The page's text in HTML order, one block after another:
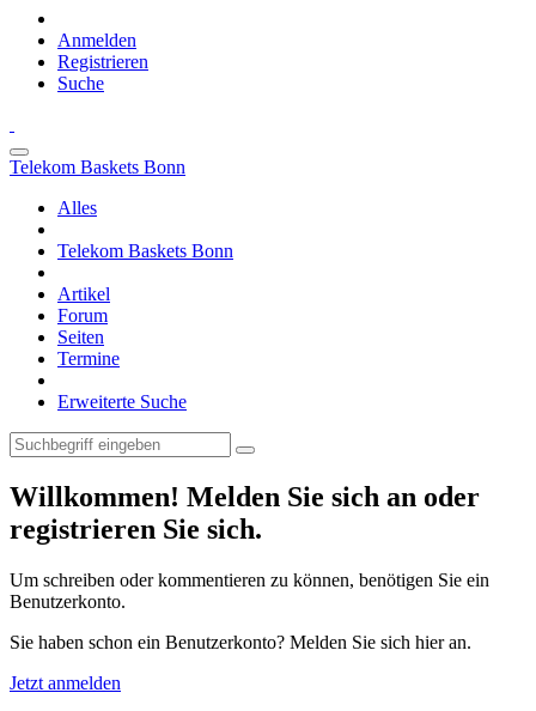
Anmelden
Registrieren
Suche
Telekom Baskets Bonn
Alles
Telekom Baskets Bonn
Artikel
Forum
Seiten
Termine
Erweiterte Suche
Willkommen! Melden Sie sich an oder
registrieren Sie sich.
Um schreiben oder kommentieren zu können, benötigen Sie ein
Benutzerkonto.
Sie haben schon ein Benutzerkonto? Melden Sie sich hier an.
Jetzt anmelden